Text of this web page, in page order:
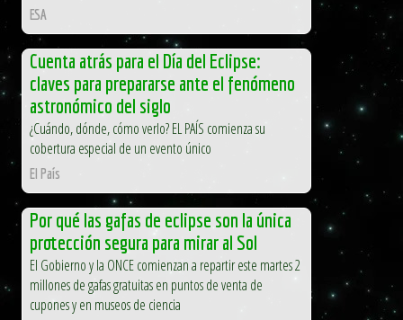
ESA
Cuenta atrás para el Día del Eclipse:
claves para prepararse ante el fenómeno
astronómico del siglo
¿Cuándo, dónde, cómo verlo? EL PAÍS comienza su
cobertura especial de un evento único
El País
Por qué las gafas de eclipse son la única
protección segura para mirar al Sol
El Gobierno y la ONCE comienzan a repartir este martes 2
millones de gafas gratuitas en puntos de venta de
cupones y en museos de ciencia